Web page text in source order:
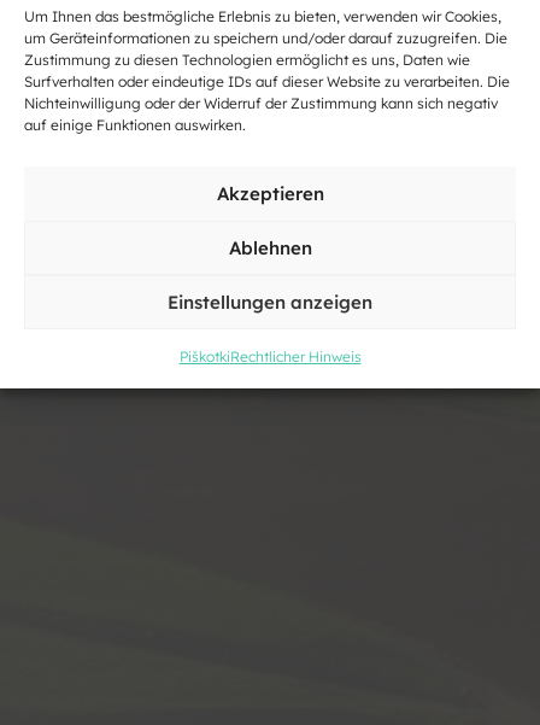
Um Ihnen das bestmögliche Erlebnis zu bieten, verwenden wir Cookies,
um Geräteinformationen zu speichern und/oder darauf zuzugreifen. Die
Zustimmung zu diesen Technologien ermöglicht es uns, Daten wie
Surfverhalten oder eindeutige IDs auf dieser Website zu verarbeiten. Die
Nichteinwilligung oder der Widerruf der Zustimmung kann sich negativ
auf einige Funktionen auswirken.
Akzeptieren
Ablehnen
Einstellungen anzeigen
PiškotkiRechtlicher Hinweis
Čatež pri Trebnjem